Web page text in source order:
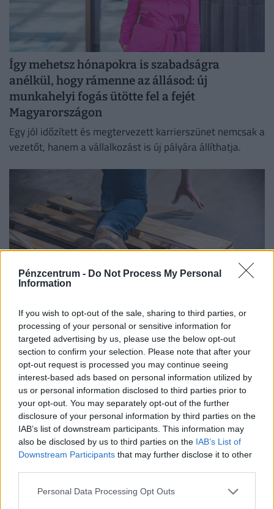
Pénzcentrum - Do Not Process My Personal
Information
If you wish to opt-out of the sale, sharing to third parties, or
processing of your personal or sensitive information for
targeted advertising by us, please use the below opt-out
section to confirm your selection. Please note that after your
opt-out request is processed you may continue seeing
interest-based ads based on personal information utilized by
us or personal information disclosed to third parties prior to
your opt-out. You may separately opt-out of the further
disclosure of your personal information by third parties on the
IAB’s list of downstream participants. This information may
also be disclosed by us to third parties on the IAB’s List of
Downstream Participants that may further disclose it to other
Personal Data Processing Opt Outs
Így mehetsz hónapokra is szabadságra
anélkül, hogy rámenne az állásod: új
munkahelyi fogás ütötte fel a fejét
Magyarországon
Egy jól időzített és megtervezett karrierszünet nemcsak a
vezetőt, hanem a vállalkozást is új pályára állíthatja.
Kegyetlen hetek várnak a dolgozó
magyarokra: életveszélyes csapdát rejt ez az
időszak
A tartós hőség nemcsak a komfortérzetet rontja, de
komoly fizikai és mentális terhet jelenthet a dolgozók
számára.